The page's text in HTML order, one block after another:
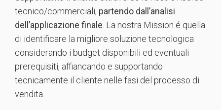
tecnico/commerciali, partendo dall’analisi
dell’applicazione finale . La nostra Mission é quella
di identificare la migliore soluzione tecnologica
considerando i budget disponibili ed eventuali
prerequisiti, affiancando e supportando
tecnicamente il cliente nelle fasi del processo di
vendita.